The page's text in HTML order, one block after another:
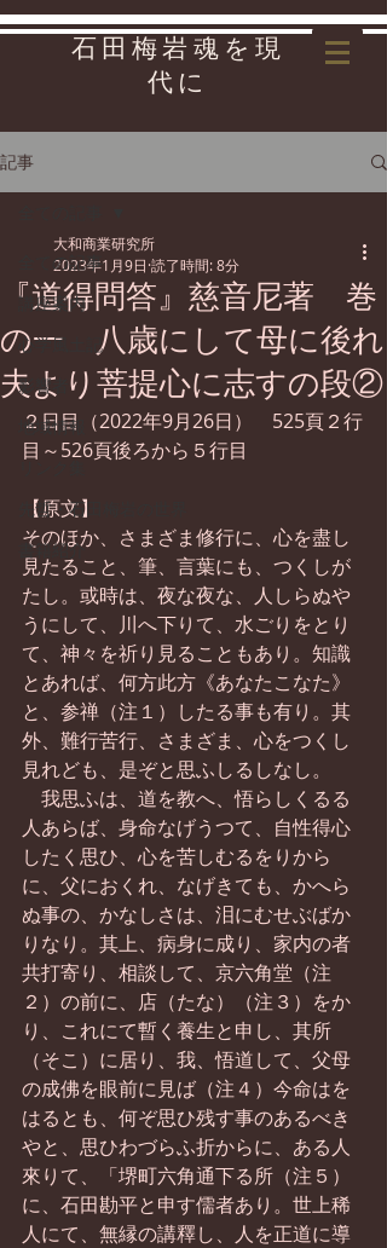
石田梅岩魂を現
代に
記事
全ての記事
講座案内
心学風土記
影響者
地域情報
リンク集
先哲・石田梅岩の世界
書籍紹介
『道得問答』慈音尼著 巻
の一 八歳にして母に後れ
夫より菩提心に志すの段②
大和商業研究所
2023年1月9日 読了時間: 8分
２日目（2022年9月26日）　525頁２行
目～526頁後ろから５行目
【原文】
そのほか、さまざま修行に、心を盡し
見たること、筆、言葉にも、つくしが
たし。或時は、夜な夜な、人しらぬや
うにして、川へ下りて、水ごりをとり
て、神々を祈り見ることもあり。知識
とあれば、何方此方《あなたこなた》
と、参禅（注１）したる事も有り。其
外、難行苦行、さまざま、心をつくし
見れども、是ぞと思ふしるしなし。
我思ふは、道を教へ、悟らしくるる
人あらば、身命なげうつて、自性得心
したく思ひ、心を苦しむるをりから
に、父におくれ、なげきても、かへら
ぬ事の、かなしさは、泪にむせぶばか
りなり。其上、病身に成り、家内の者
共打寄り、相談して、京六角堂（注
２）の前に、店（たな）（注３）をか
り、これにて暫く養生と申し、其所
（そこ）に居り、我、悟道して、父母
の成佛を眼前に見ば（注４）今命はを
はるとも、何ぞ思ひ残す事のあるべき
やと、思ひわづらふ折からに、ある人
來りて、「堺町六角通下る所（注５）
に、石田勘平と申す儒者あり。世上稀
人にて、無縁の講釋し、人を正道に導